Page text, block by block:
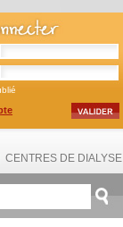
CENTRES DE DIALYSE